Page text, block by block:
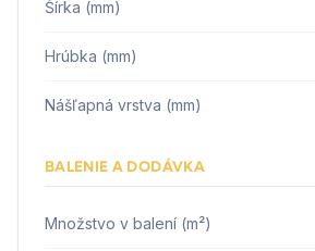
Šírka (mm)
Hrúbka (mm)
Nášľapná vrstva (mm)
BALENIE A DODÁVKA
Množstvo v balení (m²)